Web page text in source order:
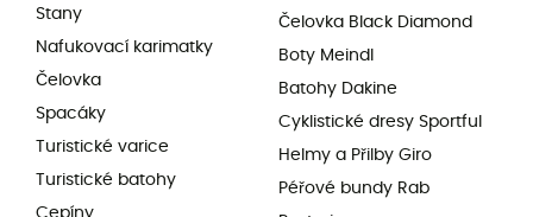
Stany
Nafukovací karimatky
Čelovka
Spacáky
Turistické varice
Turistické batohy
Čelovka Black Diamond
Boty Meindl
Batohy Dakine
Cyklistické dresy Sportful
Helmy a Přilby Giro
Péřové bundy Rab